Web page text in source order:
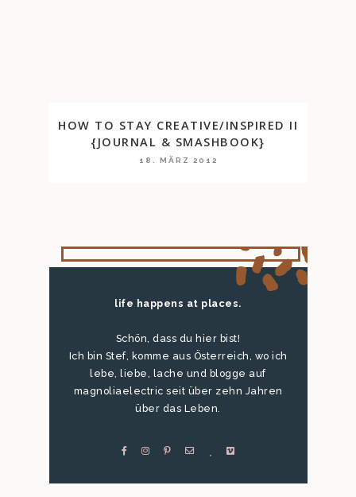
HOW TO STAY CREATIVE/INSPIRED II
{JOURNAL & SMASHBOOK}
18. MÄRZ 2012
life happens at places.
Schön, dass du hier bist!
Ich bin Stef, komme aus Österreich, wo ich
lebe, liebe, lache und blogge auf
magnoliaelectric seit über zehn Jahren
über das Leben.